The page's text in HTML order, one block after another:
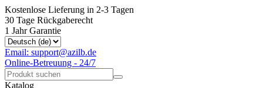
Kostenlose Lieferung in 2-3 Tagen
30 Tage Rückgaberecht
1 Jahr Garantie
Email: support@azilb.de
Online-Betreuung - 24/7
Katalog